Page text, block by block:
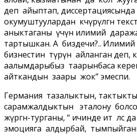
деп айыптап, диссертациясында
окумуштуулардан көчүрүлгөн
аныктаганы үчүн илимий
тартышкан. А биздечи?.. Илимий
бизнестин түрүнө айланган деп,
аалымдарыбыз таарынбаса
айткандын заары жок” эмеспи.
Германия тазалыктын,
сарамжалдыктын эталону
жүргөн-турганы, “ ичинде ит өлсө
эмоцияга алдырбай,